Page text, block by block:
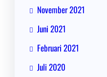
November 2021
Juni 2021
Februari 2021
Juli 2020